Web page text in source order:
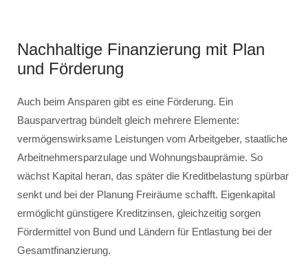
Nachhaltige Finanzierung mit Plan
und Förderung
Auch beim Ansparen gibt es eine Förderung. Ein
Bausparvertrag bündelt gleich mehrere Elemente:
vermögenswirksame Leistungen vom Arbeitgeber, staatliche
Arbeitnehmersparzulage und Wohnungsbauprämie. So
wächst Kapital heran, das später die Kreditbelastung spürbar
senkt und bei der Planung Freiräume schafft. Eigenkapital
ermöglicht günstigere Kreditzinsen, gleichzeitig sorgen
Fördermittel von Bund und Ländern für Entlastung bei der
Gesamtfinanzierung.